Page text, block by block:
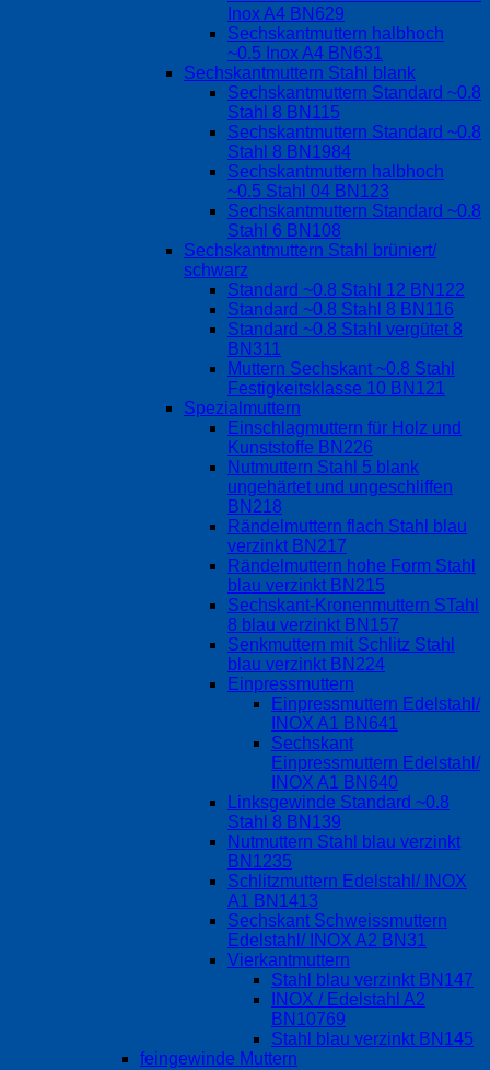
Inox A4 BN629
Sechskantmuttern halbhoch
~0.5 Inox A4 BN631
Sechskantmuttern Stahl blank
Sechskantmuttern Standard ~0.8
Stahl 8 BN115
Sechskantmuttern Standard ~0.8
Stahl 8 BN1984
Sechskantmuttern halbhoch
~0.5 Stahl 04 BN123
Sechskantmuttern Standard ~0.8
Stahl 6 BN108
Sechskantmuttern Stahl brüniert/
schwarz
Standard ~0.8 Stahl 12 BN122
Standard ~0.8 Stahl 8 BN116
Standard ~0.8 Stahl vergütet 8
BN311
Muttern Sechskant ~0.8 Stahl
Festigkeitsklasse 10 BN121
Spezialmuttern
Einschlagmuttern für Holz und
Kunststoffe BN226
Nutmuttern Stahl 5 blank
ungehärtet und ungeschliffen
BN218
Rändelmuttern flach Stahl blau
verzinkt BN217
Rändelmuttern hohe Form Stahl
blau verzinkt BN215
Sechskant-Kronenmuttern STahl
8 blau verzinkt BN157
Senkmuttern mit Schlitz Stahl
blau verzinkt BN224
Einpressmuttern
Einpressmuttern Edelstahl/
INOX A1 BN641
Sechskant
Einpressmuttern Edelstahl/
INOX A1 BN640
Linksgewinde Standard ~0.8
Stahl 8 BN139
Nutmuttern Stahl blau verzinkt
BN1235
Schlitzmuttern Edelstahl/ INOX
A1 BN1413
Sechskant Schweissmuttern
Edelstahl/ INOX A2 BN31
Vierkantmuttern
Stahl blau verzinkt BN147
INOX / Edelstahl A2
BN10769
Stahl blau verzinkt BN145
feingewinde Muttern